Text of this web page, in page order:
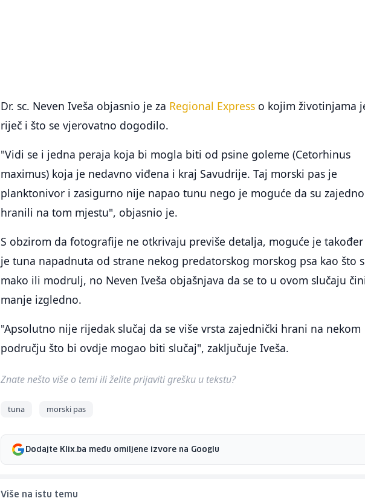
Dr. sc. Neven Iveša objasnio je za Regional Express o kojim životinjama
riječ i što se vjerovatno dogodilo.
"Vidi se i jedna peraja koja bi mogla biti od psine goleme (Cetorhinus
maximus) koja je nedavno viđena i kraj Savudrije. Taj morski pas je
planktonivor i zasigurno nije napao tunu nego je moguće da su zajedno
hranili na tom mjestu", objasnio je.
S obzirom da fotografije ne otkrivaju previše detalja, moguće je
je tuna napadnuta od strane nekog predatorskog morskog psa kao što
mako ili modrulj, no Neven Iveša objašnjava da se to u ovom slučaju
manje izgledno.
"Apsolutno nije rijedak slučaj da se više vrsta zajednički hrani na nekom
području što bi ovdje mogao biti slučaj", zaključuje Iveša.
Znate nešto više o temi ili želite prijaviti grešku u tekstu?
tuna morski pas
Dodajte Klix.ba među omiljene izvore na Googlu
Više na istu temu